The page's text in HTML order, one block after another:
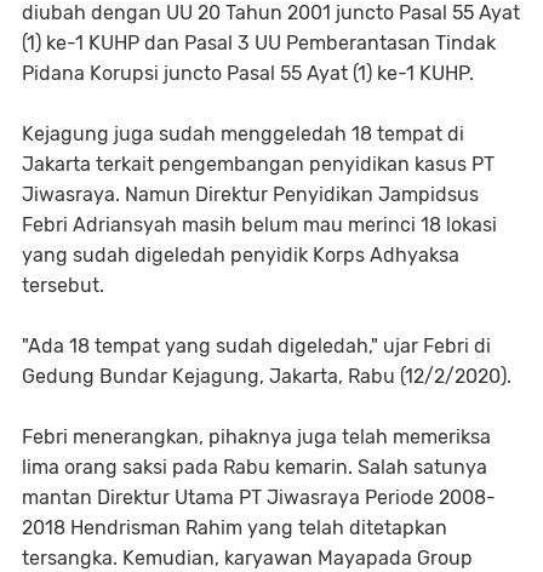
diubah dengan UU 20 Tahun 2001 juncto Pasal 55 Ayat
(1) ke-1 KUHP dan Pasal 3 UU Pemberantasan Tindak
Pidana Korupsi juncto Pasal 55 Ayat (1) ke-1 KUHP.
Kejagung juga sudah menggeledah 18 tempat di
Jakarta terkait pengembangan penyidikan kasus PT
Jiwasraya. Namun Direktur Penyidikan Jampidsus
Febri Adriansyah masih belum mau merinci 18 lokasi
yang sudah digeledah penyidik Korps Adhyaksa
tersebut.
"Ada 18 tempat yang sudah digeledah," ujar Febri di
Gedung Bundar Kejagung, Jakarta, Rabu (12/2/2020).
Febri menerangkan, pihaknya juga telah memeriksa
lima orang saksi pada Rabu kemarin. Salah satunya
mantan Direktur Utama PT Jiwasraya Periode 2008-
2018 Hendrisman Rahim yang telah ditetapkan
tersangka. Kemudian, karyawan Mayapada Group